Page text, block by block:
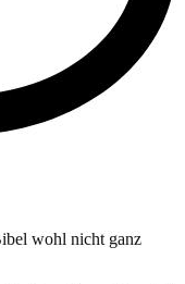
wohl nicht ganz